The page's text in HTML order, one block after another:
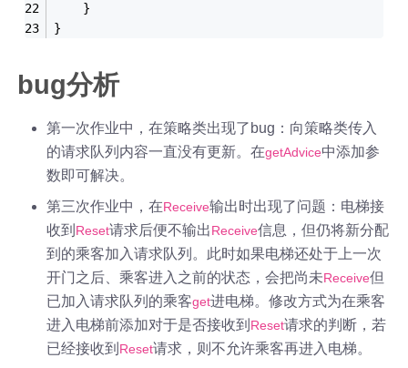
    }
}
bug分析
第一次作业中，在策略类出现了bug：向策略类传入
的请求队列内容一直没有更新。在getAdvice中添加参
数即可解决。
第三次作业中，在Receive输出时出现了问题：电梯接
收到 Reset请求后便不输出Receive信息，但仍将新分配
到的乘客加入请求队列。此时如果电梯还处于上一次
开门之后、乘客进入之前的状态，会把尚未Receive但
已加入请求队列的乘客get进电梯。修改方式为在乘客
进入电梯前添加对于是否接收到 Reset请求的判断，若
已经接收到 Reset请求，则不允许乘客再进入电梯。